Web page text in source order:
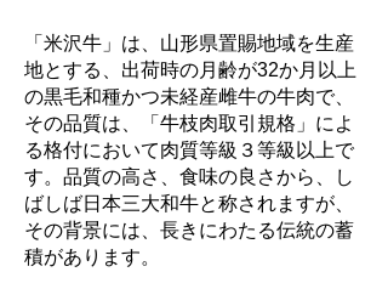
「米沢牛」は、山形県置賜地域を生産
地とする、出荷時の月齢が32か月以上
の黒毛和種かつ未経産雌牛の牛肉で、
その品質は、「牛枝肉取引規格」によ
る格付において肉質等級３等級以上で
す。品質の高さ、食味の良さから、し
ばしば日本三大和牛と称されますが、
その背景には、長きにわたる伝統の蓄
積があります。